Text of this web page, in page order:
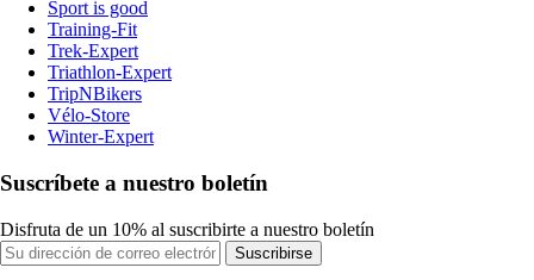
Sport is good
Training-Fit
Trek-Expert
Triathlon-Expert
TripNBikers
Vélo-Store
Winter-Expert
Suscríbete a nuestro boletín
Disfruta de un 10% al suscribirte a nuestro boletín
Suscribirse